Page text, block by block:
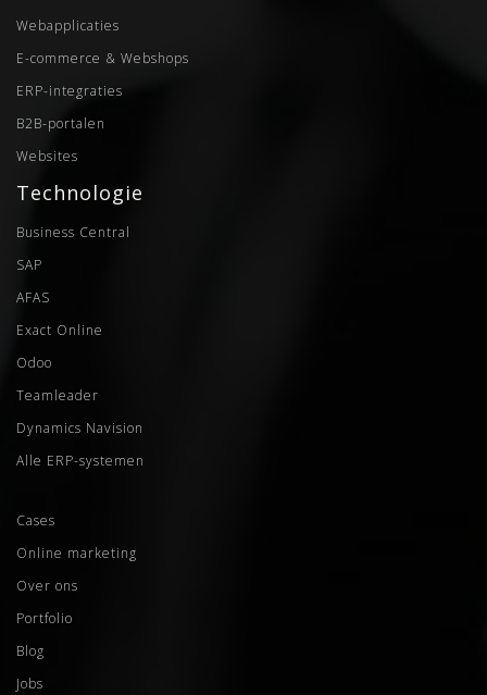
Webapplicaties
E-commerce & Webshops
ERP-integraties
B2B-portalen
Websites
Technologie
Business Central
SAP
AFAS
Exact Online
Odoo
Teamleader
Dynamics Navision
Alle ERP-systemen
Cases
Online marketing
Over ons
Portfolio
Blog
Jobs